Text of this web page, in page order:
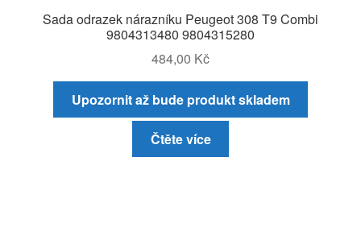
Sada odrazek nárazníku Peugeot 308 T9 Combi
9804313480 9804315280
484,00 Kč
Upozornit až bude produkt skladem
Čtěte více